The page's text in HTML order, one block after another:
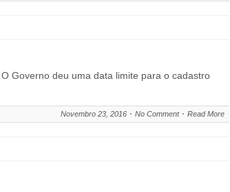
Governo deu uma data limite para o cadastro
Novembro 23, 2016 No Comment Read More